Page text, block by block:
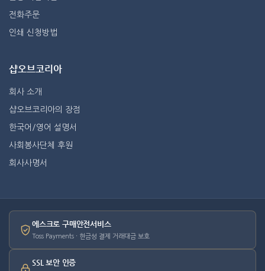
전화주문
인쇄 신청방법
샵오브코리아
회사 소개
샵오브코리아의 장점
한국어/영어 설명서
사회봉사단체 후원
회사사명서
에스크로 구매안전서비스
Toss Payments · 현금성 결제 거래대금 보호
SSL 보안 인증